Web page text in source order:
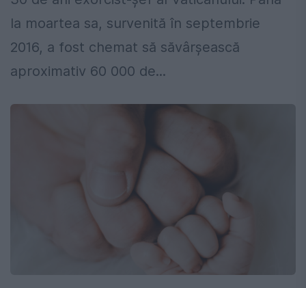
la moartea sa, survenită în septembrie
2016, a fost chemat să săvârșească
aproximativ 60 000 de...